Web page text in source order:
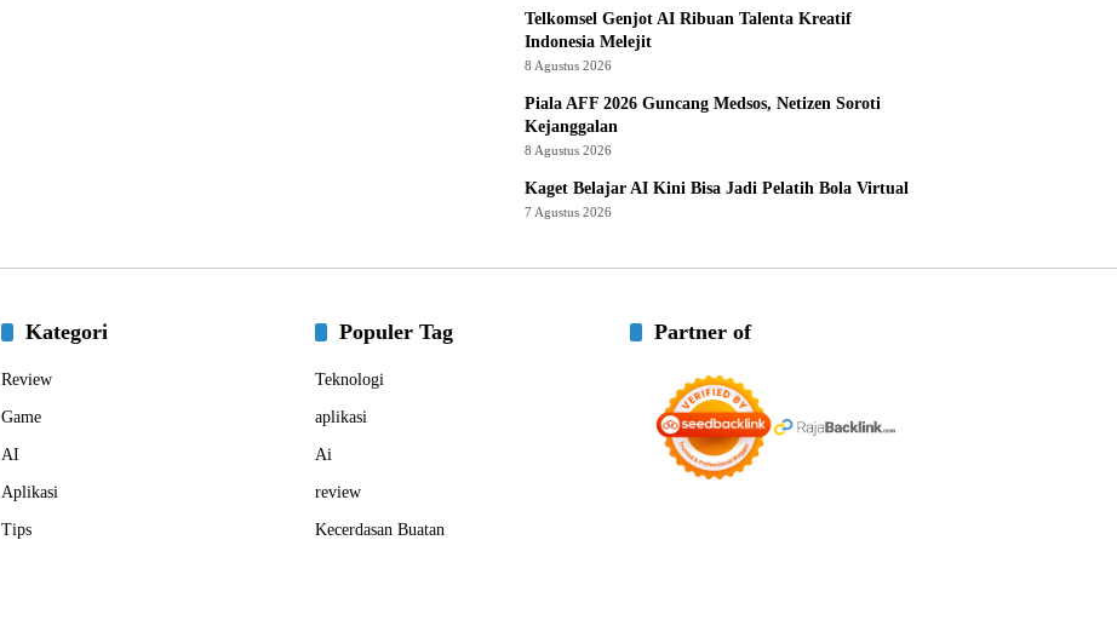
Telkomsel Genjot AI Ribuan Talenta Kreatif
Indonesia Melejit
8 Agustus 2026
Piala AFF 2026 Guncang Medsos, Netizen Soroti
Kejanggalan
8 Agustus 2026
Kaget Belajar AI Kini Bisa Jadi Pelatih Bola Virtual
7 Agustus 2026
Kategori
Review
Game
AI
Aplikasi
Tips
Populer Tag
Teknologi
aplikasi
Ai
review
Kecerdasan Buatan
Partner of